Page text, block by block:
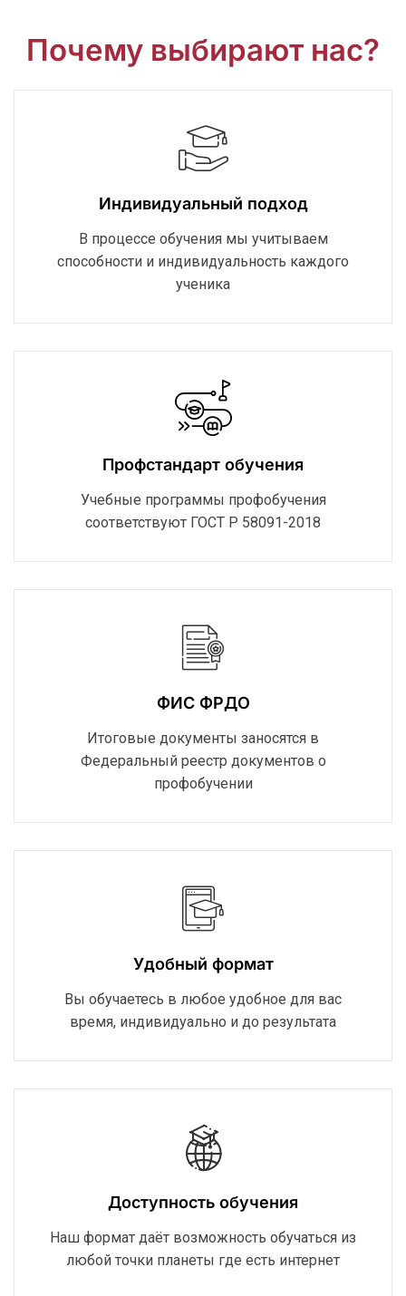
Почему выбирают нас?
Индивидуальный подход
В процессе обучения мы учитываем
способности и индивидуальность каждого
ученика
Профстандарт обучения
Учебные программы профобучения
соответствуют ГОСТ Р 58091-2018
ФИС ФРДО
Итоговые документы заносятся в
Федеральный реестр документов о
профобучении
Удобный формат
Вы обучаетесь в любое удобное для вас
время, индивидуально и до результата
Доступность обучения
Наш формат даёт возможность обучаться из
любой точки планеты где есть интернет